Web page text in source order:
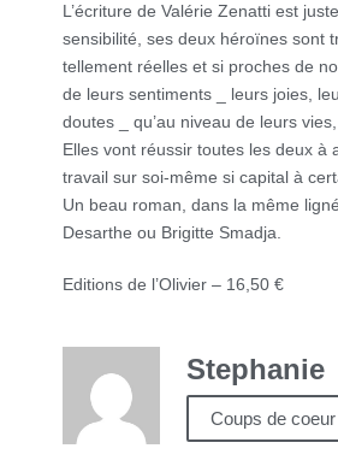
L’écriture de Valérie Zenatti est
sensibilité, ses deux héroïnes sont
tellement réelles et si proches de
de leurs sentiments _ leurs joies,
doutes _ qu’au niveau de leurs
Elles vont réussir toutes les deux à
travail sur soi-même si capital à
Un beau roman, dans la même
Desarthe ou Brigitte Smadja.
Editions de l’Olivier – 16,50 €
Stephanie
Coups de coeur